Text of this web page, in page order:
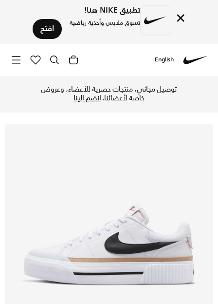
× تطبيق NIKE هنا!
تسوق ملابس وأحذية رياضية افتح
English
توصيل مجاني، منتجات حصرية للأعضاء، وعروض
خاصة لأعضائنا.انضم إلينا